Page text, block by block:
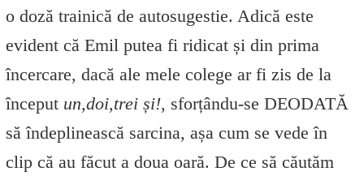
o doză trainică de autosugestie. Adică este
evident că Emil putea fi ridicat și din prima
încercare, dacă ale mele colege ar fi zis de la
început un,doi,trei și!, sforțându-se DEODATĂ
să îndeplinească sarcina, așa cum se vede în
clip că au făcut a doua oară. De ce să căutăm